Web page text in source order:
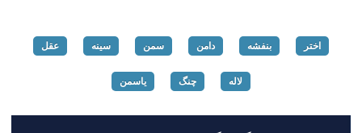
اختر بنفشه دامن سمن سینه عقل
لاله چنگ یاسمن